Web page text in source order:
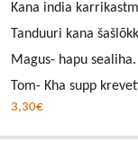
Kana india
Tanduuri kana
Magus- hapu sealiha.
Tom- Kha supp
3,30€